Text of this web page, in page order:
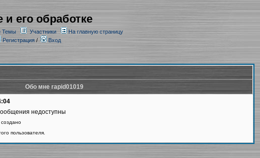
его обработке
Темы Участники
На главную страницу
Регистрация/ Вход
Обо мне rapid01019
недоступны
пользователя.